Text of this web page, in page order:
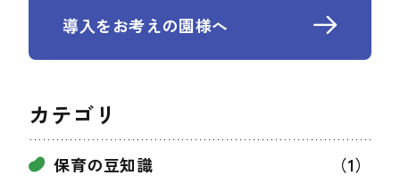
導入をお考えの園様へ
カテゴリ
保育の豆知識
（1）